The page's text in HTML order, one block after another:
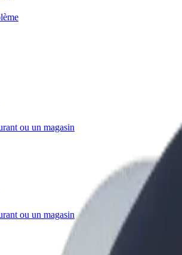
ou un magasin
ou un magasin